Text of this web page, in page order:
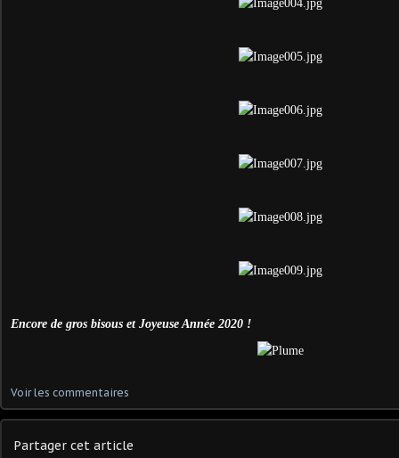
Encore de gros bisous et Joyeuse Année 2020 !
Voir les commentaires
Partager cet article